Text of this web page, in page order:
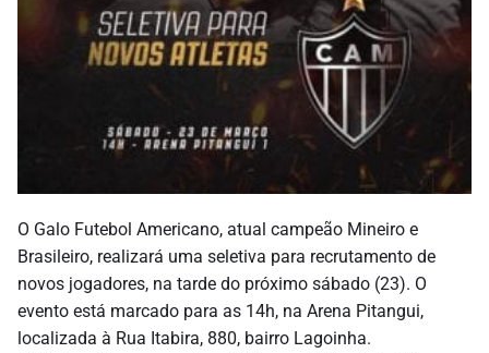
O Galo Futebol Americano, atual campeão Mineiro e
Brasileiro, realizará uma seletiva para recrutamento de
novos jogadores, na tarde do próximo sábado (23). O
evento está marcado para as 14h, na Arena Pitangui,
localizada à Rua Itabira, 880, bairro Lagoinha.